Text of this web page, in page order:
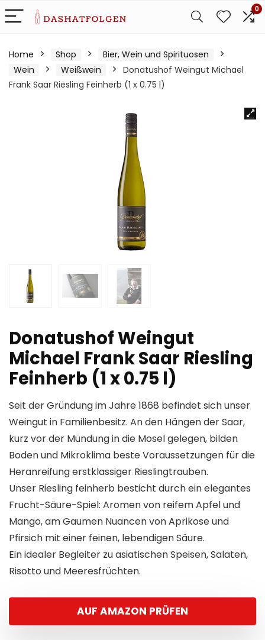
0
Home Shop
Bier, Wein und Spirituosen
Wein
Weißwein
Donatushof Weingut Michael
Frank Saar Riesling Feinherb (1 x 0.75 l)
Donatushof Weingut
Michael Frank Saar Riesling
Feinherb (1 x 0.75 l)
Seit der Gründung im Jahre 1868 befindet sich unser
Weingut in Familienbesitz. An den Hängen der Saar,
kurz vor der Mündung in die Mosel gelegen, bilden
Boden und Mikroklima beste Voraussetzungen für die
Heranreifung erstklassiger Rieslingtrauben.
Unser Riesling feinherb besticht durch ein elegantes
Frucht-Säure-Spiel: Aromen von reifem Apfel und
Mango, am Gaumen Nuancen von Aprikose und
Pfirsich mit einer feinen, lebendigen Säure.
Ein idealer Begleiter zu asiatischen Speisen, Salaten,
Risotto und Meeresfrüchten.
AUF AMAZON PRÜFEN